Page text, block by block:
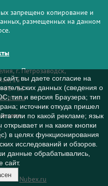
запрещено копирование и
размещенных на данном
г. Петрозаводск,
15
ptz.ru
сети
Nubex.ru
вы даете согласие на
данных (сведения о
тип и версия Браузера; тип
источник откуда пришел
или по какой рекламе; язык
и на какие кнопки
в целях функционирования
исследований и обзоров.
данные обрабатывались,
сайт.